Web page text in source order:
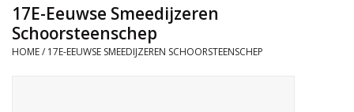
Toebehoren
Kacheltjes
17E-Eeuwse Smeedijzeren
Schoorsteenschep
HOME/ 17E-EEUWSE SMEEDIJZEREN SCHOORSTEENSCHEP